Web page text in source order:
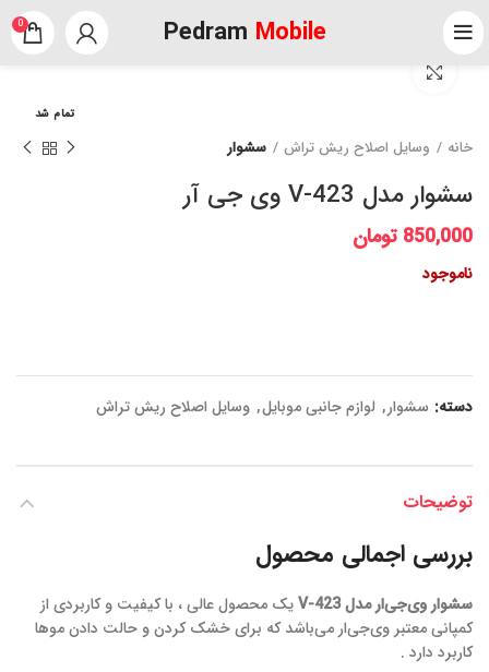
Pedram Mobile
0
تمام شد
خانه وسایل اصلاح ریش تراش سشوار
سشوار مدل V-423 وی جی آر
850,000 تومان
ناموجود
دسته: سشوار, لوازم جانبی موبایل, وسایل اصلاح ریش تراش
توضیحات
بررسی اجمالی محصول
سشوار وی‌جی‌ار مدل V-423
یک محصول عالی ، با کیفیت و کاربردی از
کمپانی معتبر وی‌جی‌ار می‌باشد که برای خشک کردن و حالت دادن موها
کاربرد دارد .